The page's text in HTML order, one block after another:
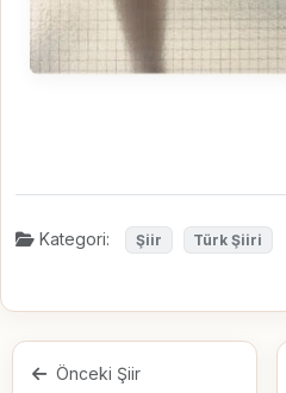
Kategori: Şiir Türk Şiiri
Önceki Şiir